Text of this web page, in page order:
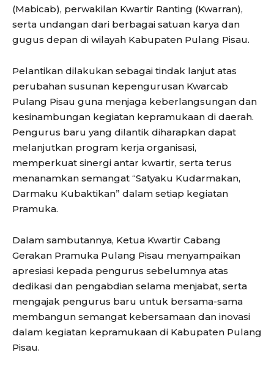
(Mabicab), perwakilan Kwartir Ranting (Kwarran),
serta undangan dari berbagai satuan karya dan
gugus depan di wilayah Kabupaten Pulang Pisau.
Pelantikan dilakukan sebagai tindak lanjut atas
perubahan susunan kepengurusan Kwarcab
Pulang Pisau guna menjaga keberlangsungan dan
kesinambungan kegiatan kepramukaan di daerah.
Pengurus baru yang dilantik diharapkan dapat
melanjutkan program kerja organisasi,
memperkuat sinergi antar kwartir, serta terus
menanamkan semangat “Satyaku Kudarmakan,
Darmaku Kubaktikan” dalam setiap kegiatan
Pramuka.
Dalam sambutannya, Ketua Kwartir Cabang
Gerakan Pramuka Pulang Pisau menyampaikan
apresiasi kepada pengurus sebelumnya atas
dedikasi dan pengabdian selama menjabat, serta
mengajak pengurus baru untuk bersama-sama
membangun semangat kebersamaan dan inovasi
dalam kegiatan kepramukaan di Kabupaten Pulang
Pisau.